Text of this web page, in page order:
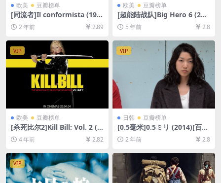
欧美 豆瓣榜单
[同流者]Il conformista (197
0)[百度网盘+夸克网盘1080P
超清未删减资源][网盘在线播
幕]
2 年前 2.89
欧美 豆瓣榜单
[超能陆战队]Big Hero 6 (201
4)[百度网盘+迅雷云盘资源10
80P超清未删减][MP4/6.6GB]
5 年前 2.8
VIP
欧美 豆瓣榜单
[杀死比尔2]Kill Bill: Vol. 2 (2
004)[百度网盘+迅雷云盘资源
1080P超清未删减][MP4/8.8G
B][中英字幕]
4 年前 2.82
VIP
日韩 豆瓣榜单
[0.5毫米]0.5ミリ (2014)[百度
网盘+夸克网盘1080P超清未
删减资源][网盘在线播放/下
载][MP4/12GB][中文字幕]
2 年前 2.8
VIP